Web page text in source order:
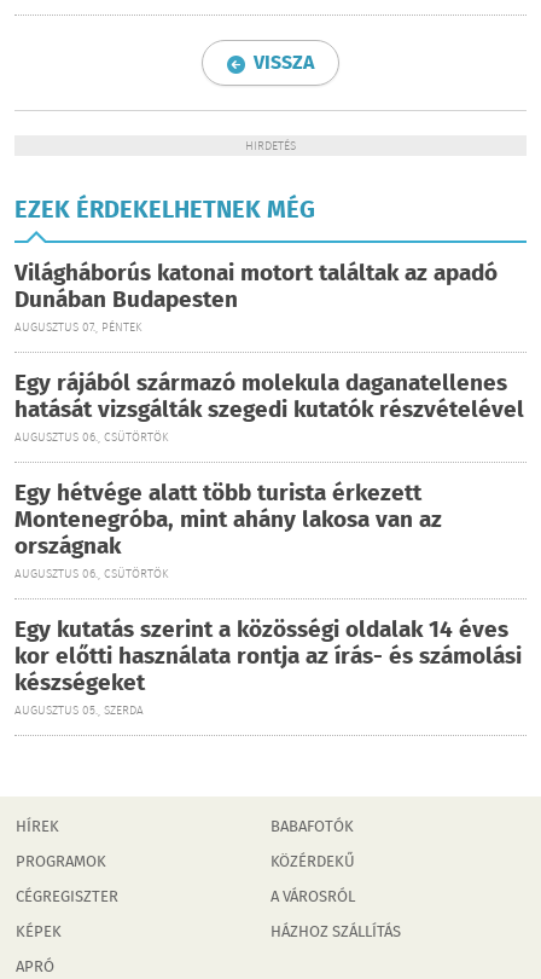
VISSZA
HIRDETÉS
EZEK ÉRDEKELHETNEK MÉG
Világháborús katonai motort találtak az apadó
Dunában Budapesten
AUGUSZTUS 07., PÉNTEK
Egy rájából származó molekula daganatellenes
hatását vizsgálták szegedi kutatók részvételével
AUGUSZTUS 06., CSÜTÖRTÖK
Egy hétvége alatt több turista érkezett
Montenegróba, mint ahány lakosa van az
országnak
AUGUSZTUS 06., CSÜTÖRTÖK
Egy kutatás szerint a közösségi oldalak 14 éves
kor előtti használata rontja az írás- és számolási
készségeket
AUGUSZTUS 05., SZERDA
HÍREK
PROGRAMOK
CÉGREGISZTER
KÉPEK
APRÓ
BABAFOTÓK
KÖZÉRDEKŰ
A VÁROSRÓL
HÁZHOZ SZÁLLÍTÁS